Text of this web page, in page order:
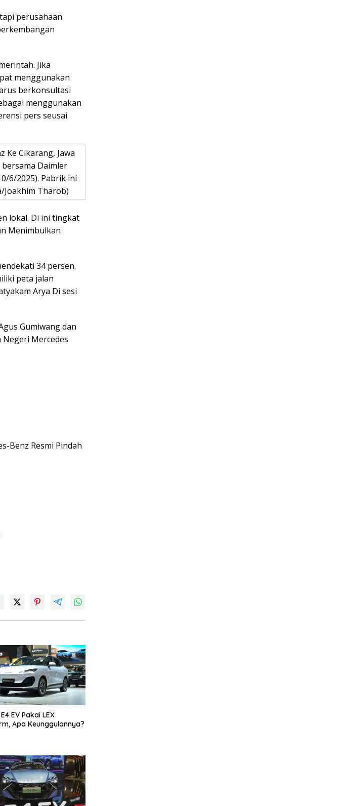
perusahaan
Jika
menggunakan
berkonsultasi
menggunakan
pers seusai
Cikarang, Jawa
bersama Daimler
6/2025). Pabrik ini
Joakhim Tharob)
lokal. Di ini tingkat
Menimbulkan
34 persen.
peta jalan
Arya Di sesi
Gumiwang dan
Negeri Mercedes
Benz Resmi Pindah
EV Pakai LEX
Apa Keunggulannya?